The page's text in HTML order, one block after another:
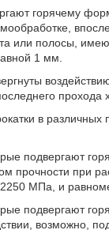
горячему
или полосы,
1 мм.
прохода
в
подвергают
прочности
МПа, и
подвергают
возможно,